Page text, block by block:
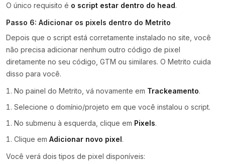
O único requisito é o script estar dentro do head.
Passo 6: Adicionar os pixels dentro do Metrito
Depois que o script está corretamente instalado no site, você
não precisa adicionar nenhum outro código de pixel
diretamente no seu código, GTM ou similares. O Metrito cuida
disso para você.
No painel do Metrito, vá novamente em Trackeamento.
Selecione o domínio/projeto em que você instalou o script.
No submenu à esquerda, clique em Pixels.
Clique em Adicionar novo pixel.
Você verá dois tipos de pixel disponíveis: